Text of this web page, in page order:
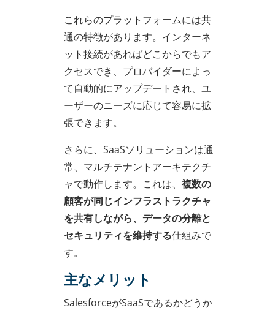
これらのプラットフォームには共
通の特徴があります。インターネ
ット接続があればどこからでもア
クセスでき、プロバイダーによっ
て自動的にアップデートされ、ユ
ーザーのニーズに応じて容易に拡
張できます。
さらに、SaaSソリューションは通
常、マルチテナントアーキテクチ
ャで動作します。これは、 複数の
顧客が同じインフラストラクチャ
を共有しながら、データの分離と
セキュリティを維持する仕組みで
す。
主なメリット
SalesforceがSaaSであるかどうか